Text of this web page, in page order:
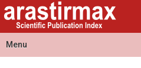
Skip to
main
content
Arastirmax
- Scientific
Publication
Index
Arastirmax
Scientific
Publication
Index
Menu